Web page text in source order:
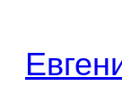
содержимому